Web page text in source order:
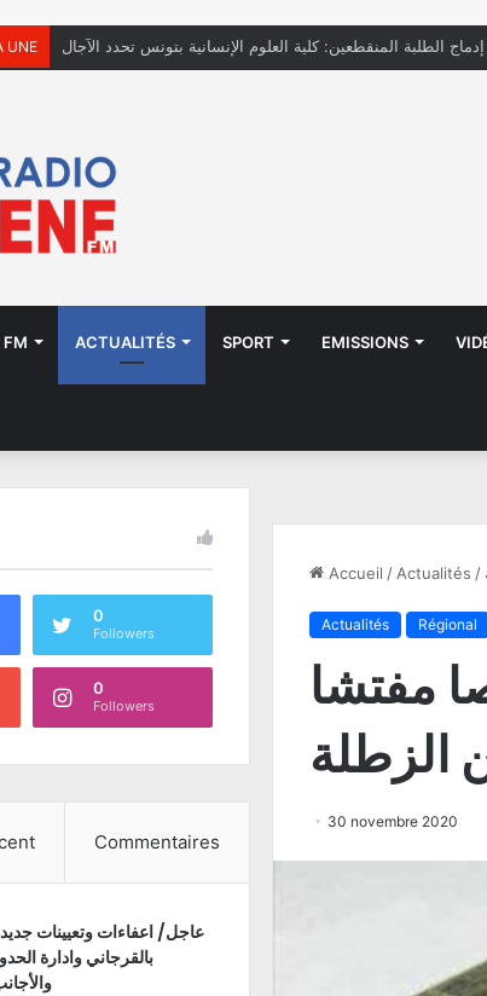
UNE الطلبة المنقطعين: كلية العلوم الإنسانية بتونس تحدد الآجال
FM ACTUALITÉS SPORT EMISSIONS
Accueil / Actualités /
Actualités Régional
على 98 شخصا مفتشا
30 novembre 2020
0
Followers
0
Followers
Commentaires
عاجل/ اعفاءات وتعيينات
بالقرجاني وادارة